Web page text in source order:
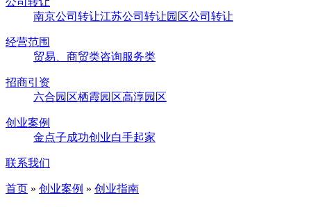
南京公司转让江苏公司转让园区公司转让
经营范围
贸易、商贸类咨询服务类
招商引资
六合园区栖霞园区高淳园区
创业案例
金点子成功创业白手起家
联系我们
首页 » 创业案例 » 创业指南